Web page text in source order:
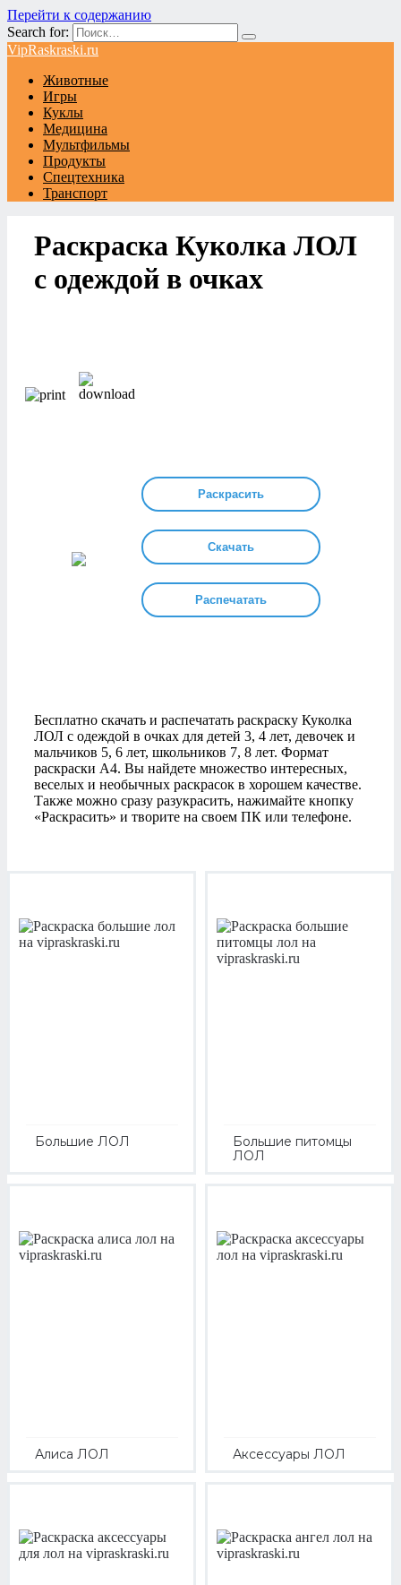
Перейти к содержанию
Search for:
VipRaskraski.ru
Животные
Игры
Куклы
Медицина
Мультфильмы
Продукты
Спецтехника
Транспорт
Раскраска Куколка ЛОЛ
с одеждой в очках
Раскрасить
Скачать
Распечатать
Бесплатно скачать и распечатать раскраску Куколка
ЛОЛ с одеждой в очках для детей 3, 4 лет, девочек и
мальчиков 5, 6 лет, школьников 7, 8 лет. Формат
раскраски А4. Вы найдете множество интересных,
веселых и необычных раскрасок в хорошем качестве.
Также можно сразу разукрасить, нажимайте кнопку
«Раскрасить» и творите на своем ПК или телефоне.
Большие ЛОЛ
Большие питомцы
ЛОЛ
Алиса ЛОЛ Аксессуары ЛОЛ